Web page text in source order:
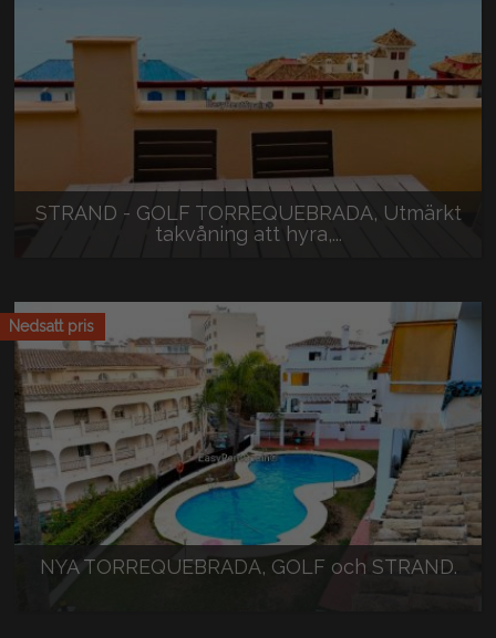
STRAND - GOLF TORREQUEBRADA, Utmärkt
takvåning att hyra,...
Nedsatt pris
NYA TORREQUEBRADA, GOLF och STRAND.